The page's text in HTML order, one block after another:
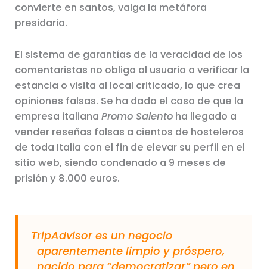
convierte en santos, valga la metáfora
presidaria.
El sistema de garantías de la veracidad de los
comentaristas no obliga al usuario a verificar la
estancia o visita al local criticado, lo que crea
opiniones falsas. Se ha dado el caso de que la
empresa italianaPromo Salento ha llegado a
vender reseñas falsas a cientos de hosteleros
de toda Italia con el fin de elevar su perfil en el
sitio web, siendo condenado a 9 meses de
prisión y 8.000 euros.
TripAdvisor es un negocio
aparentemente limpio y próspero,